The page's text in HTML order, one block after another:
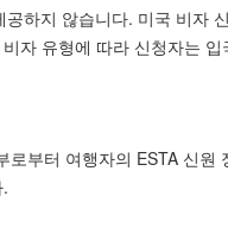
하지 않습니다. 미국 비자
자 유형에 따라 신청자는
부터 여행자의 ESTA 신원